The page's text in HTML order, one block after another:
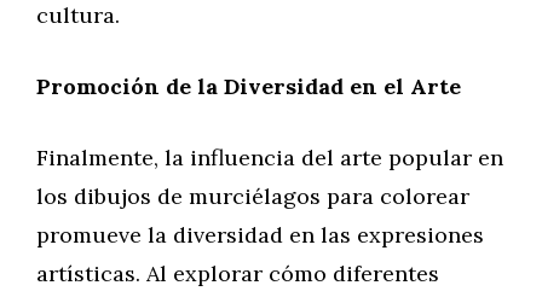
cultura.
Promoción de la Diversidad en el Arte
Finalmente, la influencia del arte popular en
los dibujos de murciélagos para colorear
promueve la diversidad en las expresiones
artísticas. Al explorar cómo diferentes